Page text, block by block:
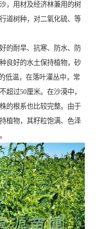
，用材及经济林兼用的树
道树种，对二氧化硫、等
的耐旱、抗寒、防水、防
良好的水土保持植物，砂
低温，在落叶灌丛中，常
超过50厘米。在沙漠中，
的根系也比较完整。由于
植物，其籽粒饱满、色泽